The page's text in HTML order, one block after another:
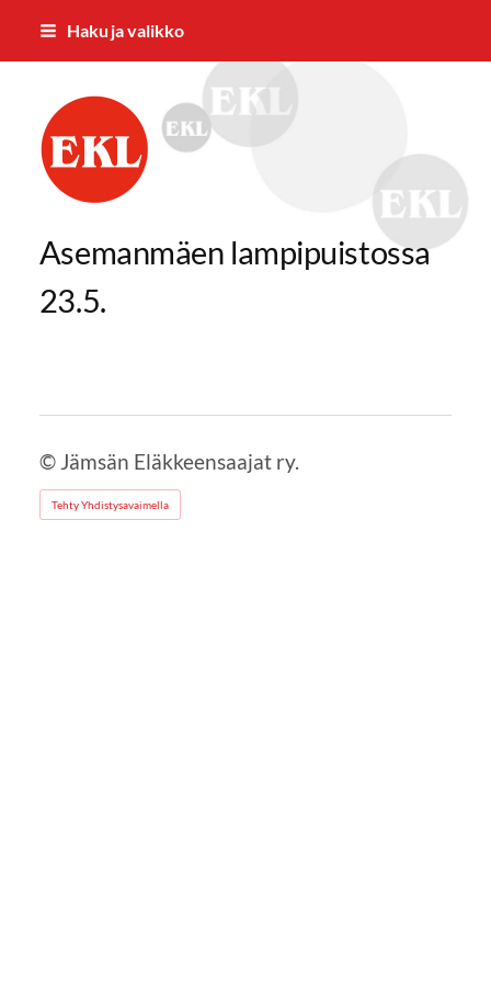
Siirry
Haku ja valikko
Jämsän Eläkkeensaajat ry.
Asemanmäen lampipuistossa
23.5.
© Jämsän Eläkkeensaajat ry.
Tehty Yhdistysavaimella